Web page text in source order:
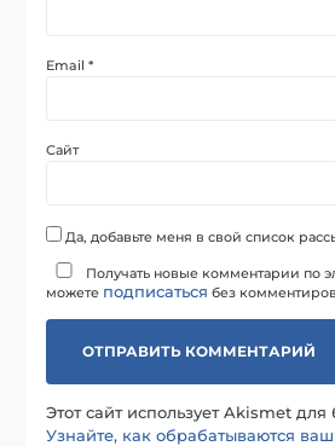
Email*
Сайт
Да, добавьте меня в свой список
Получать новые комментарии по
можете подписаться без
Этот сайт использует Akismet
Узнайте, как обрабатываются